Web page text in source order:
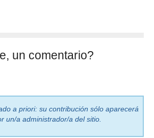
un comentario?
a priori: su contribución sólo aparecerá
un/a administrador/a del sitio.